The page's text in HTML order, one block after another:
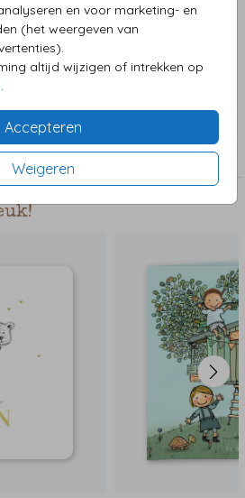
en voor marketing- en
(het weergeven van
altijd wijzigen of intrekken op
.
Accepteren
Weigeren
in houten kar met zusje en
naar beneden, leuke
slakjes maken het kaartje